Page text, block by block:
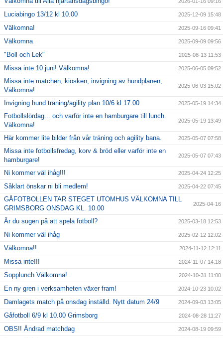
2026-01-16 09:16
Luciabingo 13/12 kl 10.00 2025-12-09 15:48
Välkomna! 2025-09-16 09:41
Välkomna 2025-09-09 09:56
"Boll och Lek" 2025-08-13 11:53
Missa inte 10 juni! Välkomna! 2025-06-05 09:52
Missa inte matchen, kiosken, invigning av hundplanen,
Välkomna!
2025-06-03 15:02
Invigning hund träning/agility plan 10/6 kl 17.00 2025-05-19 14:34
Fotbollslördag... och varför inte en hamburgare till lunch.
Välkomna!
2025-05-19 13:49
Här kommer lite bilder från vår träning och agility bana. 2025-05-07 07:58
Missa inte fotbollsfredag, korv & bröd eller varför inte en
hamburgare!
2025-05-07 07:43
Ni kommer väl ihåg!!! 2025-04-24 12:25
Såklart önskar ni bli medlem! 2025-04-22 07:45
GÅFOTBOLLEN TAR STEGET UTOMHUS VÄLKOMNA TILL
GRIMSBORG ONSDAG KL. 10.00
2025-04-16
Är du sugen på att spela fotboll? 2025-03-18 12:53
Ni kommer väl ihåg 2025-02-12 12:02
Välkomna!! 2024-11-12 12:11
Missa inte!!! 2024-11-07 14:18
Sopplunch Välkomna! 2024-10-31 11:00
En ny gren i verksamheten växer fram! 2024-10-23 10:02
Damlagets match på onsdag inställd. Nytt datum 24/9 2024-09-03 13:05
Gåfotboll 6/9 kl 10.00 Grimsborg 2024-08-28 11:27
OBS!! Ändrad matchdag 2024-08-19 09:59